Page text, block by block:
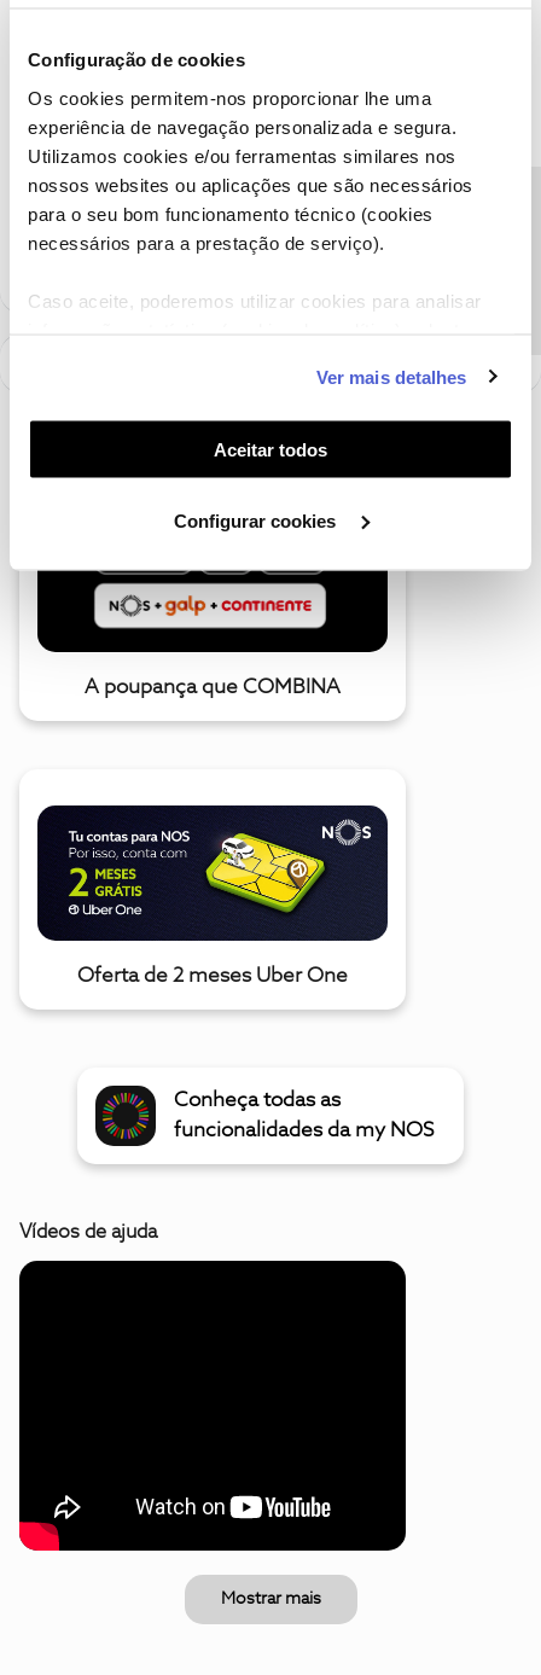
Configuração de cookies
Os cookies permitem-nos proporcionar lhe uma
experiência de navegação personalizada e segura.
Utilizamos cookies e/ou ferramentas similares nos
nossos websites ou aplicações que são necessários
para o seu bom funcionamento técnico (cookies
necessários para a prestação de serviço).
Caso aceite, poderemos utilizar cookies para analisar
funcionalidades (cookies de personalização e
funcionalidade) e adaptar anúncios aos seus interesses
(cookies de publicidade personalizada). Pode gerir a
utilização dos cookies clicando em "Configurar
Ver mais detalhes
Aceitar todos
Configurar cookies
situação.
Obrigada
Ajude a comunidade a encontrar informação relevante. Marque
como "Melhor Resposta" e faça "Like" nos melhores comentários.
1 pessoa gostou
A poupança que COMBINA
Oferta de 2 meses Uber One
Conheça todas as
funcionalidades da my NOS
Vídeos de ajuda
Mostrar mais